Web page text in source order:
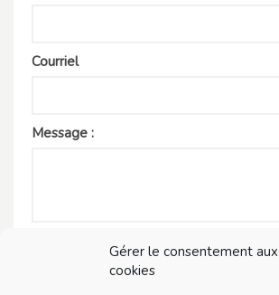
Gérer le consentement aux
cookies
Courriel
Message :